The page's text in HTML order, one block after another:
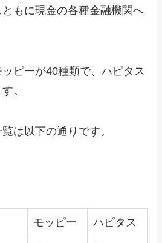
もに現金の各種金融機関へ
ピーが40種類で、ハピタス
。
は以下の通りです。
モッピー ハピタス